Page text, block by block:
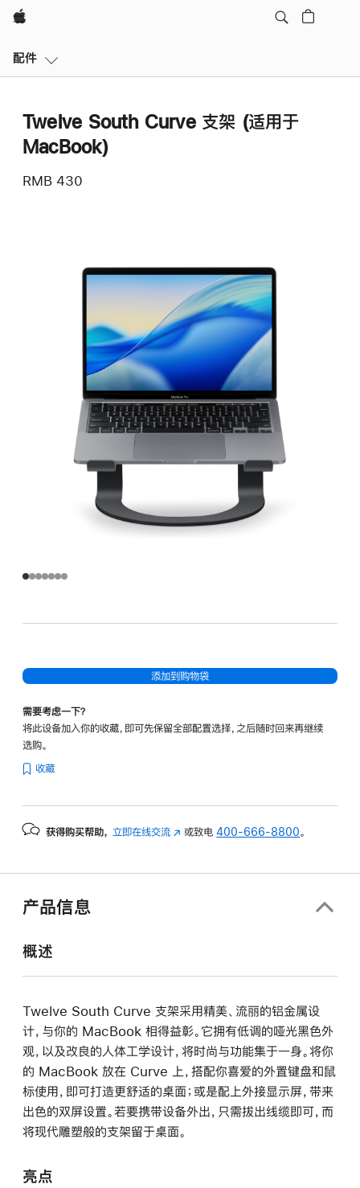
Apple
配件
Twelve South Curve 支架 (适用于
MacBook)
RMB 430
添加到购物袋
需要考虑一下？
将此设备加入你的收藏，即可先保留全部配置选择，之后随时回来再继续
选购。
收藏
获得购买帮助， 立即在线交流 (在 或致电400-666-8800。
产品信息
概述
Twelve South Curve 支架采用精美、流丽的铝金属设
计，与你的 MacBook 相得益彰。它拥有低调的哑光黑色外
观，以及改良的人体工学设计，将时尚与功能集于一身。将你
的 MacBook 放在 Curve 上，搭配你喜爱的外置键盘和鼠
标使用，即可打造更舒适的桌面；或是配上外接显示屏，带来
出色的双屏设置。若要携带设备外出，只需拔出线缆即可，而
将现代雕塑般的支架留于桌面。
亮点